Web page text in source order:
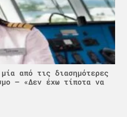
από τις διασημότερες
– «Δεν έχω τίποτα να